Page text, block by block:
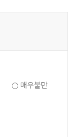
매우불만